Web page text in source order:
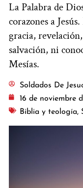
La Palabra de
corazones a
gracia,
salvación, ni
Mesías.
Soldados De
16 de noviembre
Biblia y teología,